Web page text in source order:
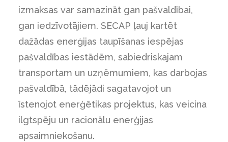
izmaksas var samazināt gan pašvaldībai,
gan iedzīvotājiem. SECAP ļauj kartēt
dažādas enerģijas taupīšanas iespējas
pašvaldības iestādēm, sabiedriskajam
transportam un uzņēmumiem, kas darbojas
pašvaldībā, tādējādi sagatavojot un
īstenojot enerģētikas projektus, kas veicina
ilgtspēju un racionālu enerģijas
apsaimniekošanu.